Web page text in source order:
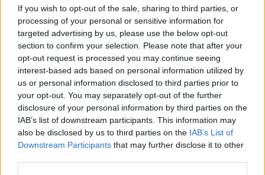
If you wish to opt-out of the sale, sharing to third parties, or
processing of your personal or sensitive information for
targeted advertising by us, please use the below opt-out
section to confirm your selection. Please note that after your
opt-out request is processed you may continue seeing
interest-based ads based on personal information utilized by
us or personal information disclosed to third parties prior to
your opt-out. You may separately opt-out of the further
disclosure of your personal information by third parties on the
IAB’s list of downstream participants. This information may
also be disclosed by us to third parties on the IAB’s List of
Downstream Participants that may further disclose it to other
Tagit Julkkikset Tapio Suominen
Terveys
Uniapnea
Urheilu Urheiluselostaja
Kommenttiosio
Heräsikö ajatuksia? Kerro mielipiteesi.Tutustu kuitenkin
sääntöihin.